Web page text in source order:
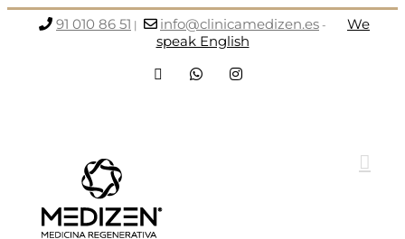
91 010 86 51 | info@clinicamedizen.es -
We
speak English
FacebookWhatsAppInstagram